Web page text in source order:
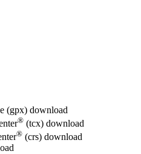
(gpx) download
® (tcx) download
® (crs) download